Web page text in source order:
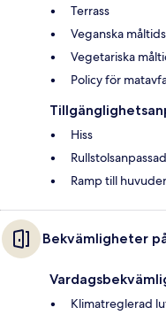
Terrass
Veganska
Vegetariska
Policy för
Hiss
Ramp till
Bekvämligheter
Klimatreglerad